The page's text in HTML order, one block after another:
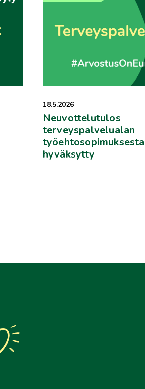
18.5.2026
Neuvottelutulos
terveyspalvelualan
hyväksytty